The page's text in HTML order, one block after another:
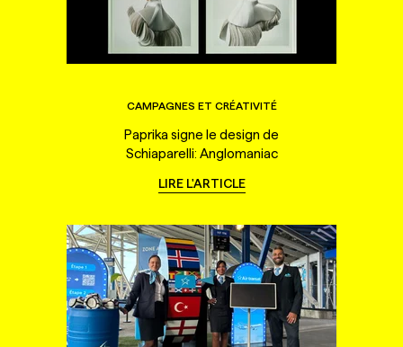
CAMPAGNES ET CRÉATIVITÉ
Paprika signe le design de
Schiaparelli: Anglomaniac
LIRE L'ARTICLE